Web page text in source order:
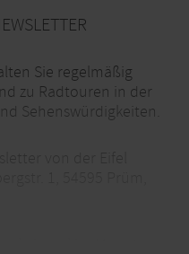
Sie regelmäßig
zu Radtouren in der
Sehenswürdigkeiten.